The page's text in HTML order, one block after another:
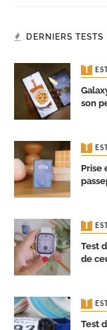
DERNIERS TESTS
son
Prise
Test
de
Test